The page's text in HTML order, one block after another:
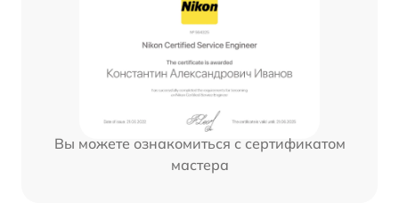
Вы можете ознакомиться с сертификатом
мастера